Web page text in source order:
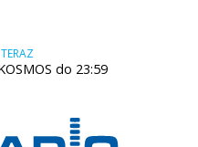
do 23:59